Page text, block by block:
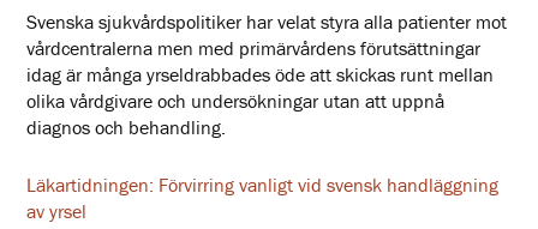
Svenska sjukvårdspolitiker har velat styra alla patienter mot
vårdcentralerna men med primärvårdens förutsättningar
idag är många yrseldrabbades öde att skickas runt mellan
olika vårdgivare och undersökningar utan att uppnå
diagnos och behandling.
Läkartidningen: Förvirring vanligt vid svensk handläggning
av yrsel